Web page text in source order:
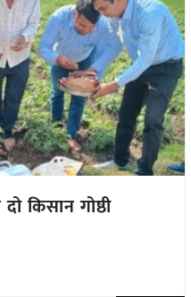
किसान गोष्ठी